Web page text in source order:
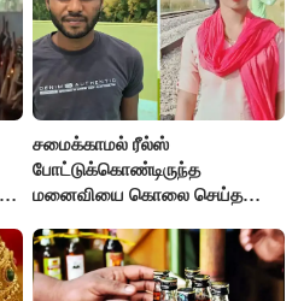
சமைக்காமல் ரீல்ஸ்
போட்டுக்கொண்டிருந்த
மனைவியை கொலை செய்த